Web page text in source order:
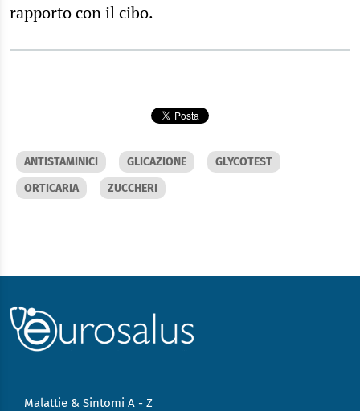
rapporto con il cibo.
ANTISTAMINICI GLICAZIONE
GLYCOTEST
ORTICARIA
ZUCCHERI
Malattie & Sintomi A - Z